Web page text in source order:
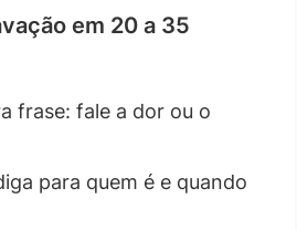
em 20 a 35
frase: fale a dor ou o
para quem é e quando